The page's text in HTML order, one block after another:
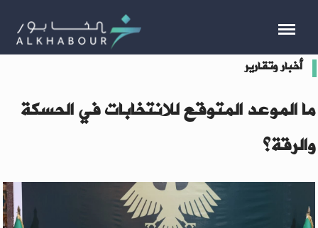
أخبار وتقارير
ما الموعد المتوقع للانتخابات في الحسكة
والرقة؟